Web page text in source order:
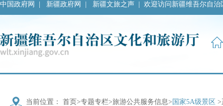
中国政府网 新疆政府网 新疆文旅之声 欢迎访问新疆维吾尔自
当前位置： 首页 >专题专栏>旅游公共服务信息> 国家5A级景区 >